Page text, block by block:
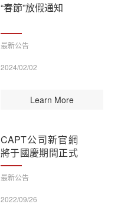
“春節”放假通知
最新公告
2024/02/02
Learn More
CAPT公司新官網
將于國慶期間正式
上線！
最新公告
2022/09/26